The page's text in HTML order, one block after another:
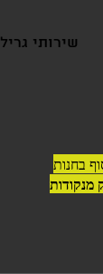
שירותי גריל
בחנות
מנקודות